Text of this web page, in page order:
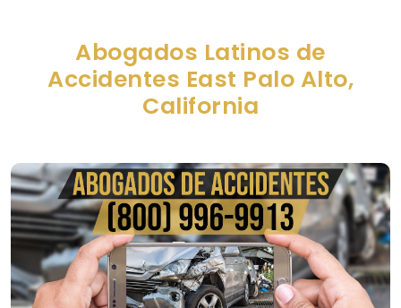
Abogados Latinos de
Accidentes East Palo Alto,
California